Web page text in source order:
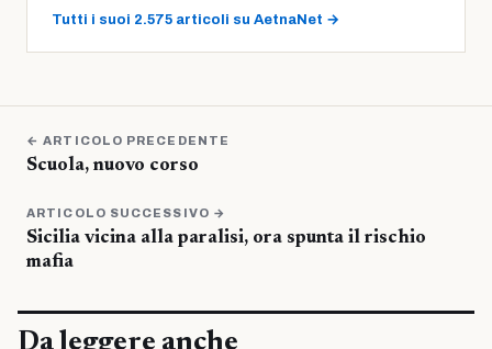
Tutti i suoi 2.575 articoli su AetnaNet →
← ARTICOLO PRECEDENTE
Scuola, nuovo corso
ARTICOLO SUCCESSIVO →
Sicilia vicina alla paralisi, ora spunta il rischio
mafia
Da leggere anche